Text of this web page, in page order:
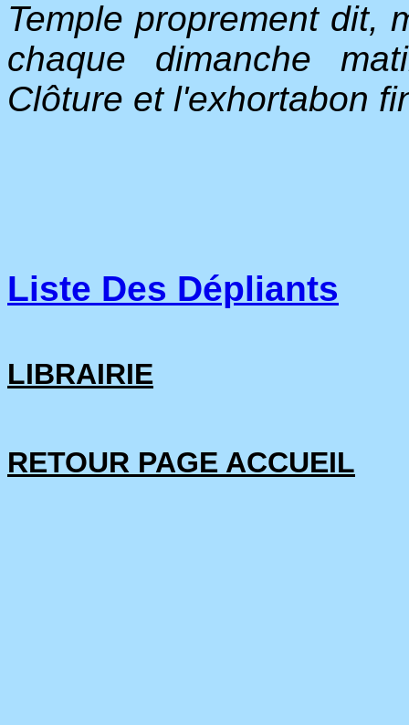
Temple proprement dit,
chaque dimanche
Clôture et l'exhortabon
Liste Des Dépliants
LIBRAIRIE
RETOUR PAGE ACCUEIL